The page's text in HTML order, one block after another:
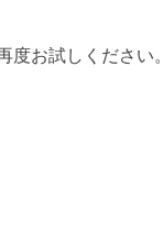
お試しください。